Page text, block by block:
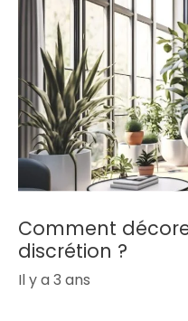
Comment
discrétion ?
Il y a 3 ans